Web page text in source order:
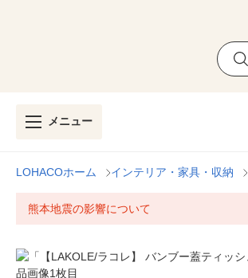
メニュー
LOHACOホーム インテリア・家具・収納
熊本地震の影響について